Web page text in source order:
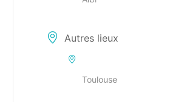
Autres lieux
Toulouse